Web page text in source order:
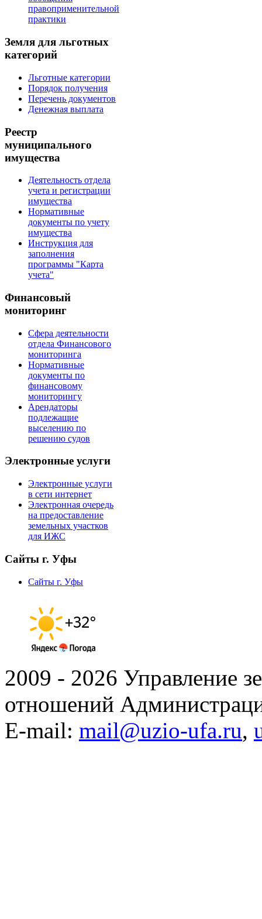
правоприменительной
практики
Земля для льготных
категорий
Льготные категории
Порядок получения
Перечень документов
Денежная выплата
Реестр
муниципального
имущества
Деятельность отдела
учета и регистрации
имущества
Нормативные
документы по учету
имущества
Инструкция для
заполнения
программы "Карта
учета"
Финансовый
мониторинг
Сфера деятельности
отдела Финансового
мониторинга
Нормативные
документы по
финансовому
мониторингу
Арендаторы
подлежащие
выселению по
решению судов
Электронные услуги
Электронные услуги
в сети интернет
Электронная очередь
на предоставление
земельных участков
для ИЖС
Сайты г. Уфы
Сайты г. Уфы
2009 - 2026 Управление
отношений
E-mail: mail@uzio-ufa.ru,